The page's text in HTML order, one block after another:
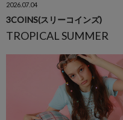
2026.07.04
3COINS(スリーコインズ)
TROPICAL SUMMER